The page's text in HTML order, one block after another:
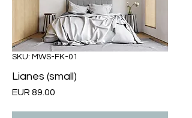
SKU: MWS-FK-01
Lianes (small)
EUR 89.00